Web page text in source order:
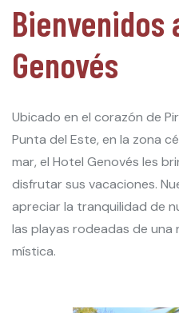
Bienvenidos
Genovés
Ubicado en el corazón de
Punta del Este, en la zona
mar, el Hotel Genovés les
disfrutar sus vacaciones.
apreciar la tranquilidad de
las playas rodeadas de una
mística.